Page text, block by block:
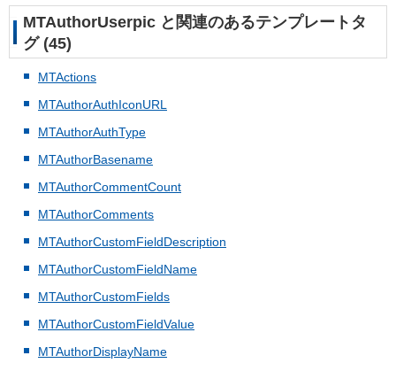
MTAuthorUserpic と関連のあるテンプレートタ
グ (45)
MTActions
MTAuthorAuthIconURL
MTAuthorAuthType
MTAuthorBasename
MTAuthorCommentCount
MTAuthorComments
MTAuthorCustomFieldDescription
MTAuthorCustomFieldName
MTAuthorCustomFields
MTAuthorCustomFieldValue
MTAuthorDisplayName